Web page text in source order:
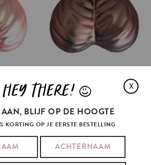
BLACK
€17.95
IN WINKELMAND
X
HEY THERE! L
BLIJF OP DE HOOGTE
KORTING OP JE EERSTE BESTELLING